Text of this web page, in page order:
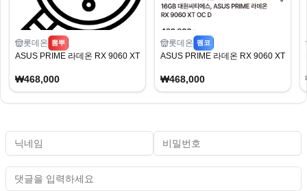
롯데온 뽐뿌
ASUS PRIME 라데온 RX 9060 XT OC D6 16GB (468,000/무료)
₩468,000
롯데온 펨코
ASUS PRIME 라데온 RX 9060 XT OC
₩468,000